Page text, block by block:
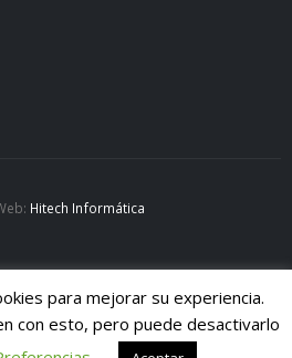
Hitech Informática
| Política de privacidad
para mejorar su experiencia.
con esto, pero puede desactivarlo